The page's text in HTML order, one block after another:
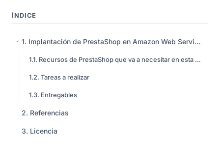
ÍNDICE
1 Implantación de PrestaShop en Amazon Web Services (AWS)
1.1 Recursos de PrestaShop que va a necesitar en esta práctica
1.2 Tareas a realizar
1.3 Entregables
2 Referencias
3 Licencia